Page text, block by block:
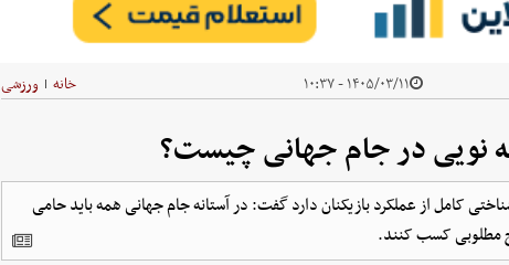
۱۴۰۵/۰۳/۱۱ - ۱۰:۳۷ خانه | ورزشی
نویی در جام جهانی چیست؟
کامل از عملکرد بازیکنان دارد گفت: در آستانه جام جهانی همه باید حامی
مطلوبی کسب کنند.